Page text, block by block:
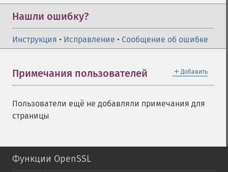
Нашли ошибку?
Инструкция • Исправление • Сообщение об ошибке
＋ Добавить
Примечания пользователей
Пользователи ещё не добавляли примечания для
страницы
Функции OpenSSL